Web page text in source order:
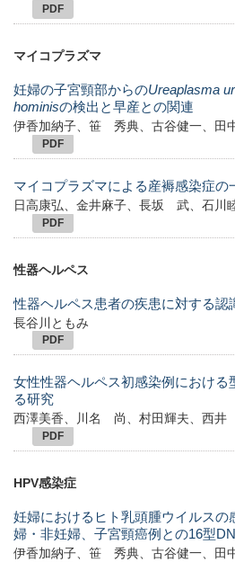
PDF
マイコプラズマ
妊婦の子宮頸部からのUreaplasma
hominisの検出と早産との関連
伊香加納子、笹 秀典、古谷健一、田
PDF
マイコプラズマによる産褥感染症の
日高康弘、金井麻子、長坂 武、石川
PDF
性器ヘルペス
性器ヘルペス患者の疾患に対する認
長谷川ともみ
PDF
女性性器ヘルペス初感染例における
る研究
西澤美香、川名 尚、村田輝夫、西
PDF
HPV感染症
妊婦におけるヒト乳頭腫ウイルス
婦・非妊婦、子宮頸癌例との16型
伊香加納子、笹 秀典、古谷健一、田